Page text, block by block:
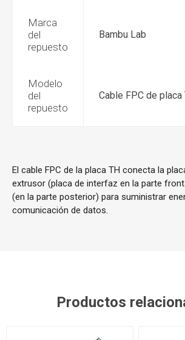
Marca
del
repuesto
Bambu Lab
Modelo
del
repuesto
Cable FPC de
El cable FPC de la placa TH conecta la
extrusor (placa de interfaz en la parte
(en la parte posterior) para suministrar
comunicación de datos.
Productos